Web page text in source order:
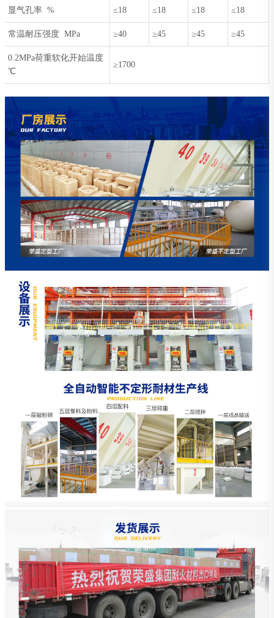
显气孔率 % ≤18 ≤18 ≤18 ≤18
常温耐压强度 MPa ≥40 ≥45 ≥45 ≥45
0.2MPa荷重软化开始温度
℃
≥1700